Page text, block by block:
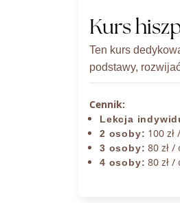
Kurs
Ten kurs
podstawy,
Cennik:
Lekcja
2 osoby: 100 zł
3 osoby: 80 zł /
4 osoby: 80 zł /